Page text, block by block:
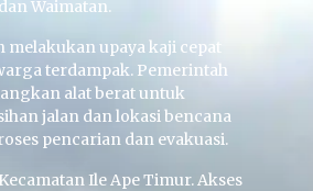
Waimatan.
melakukan upaya kaji cepat
terdampak. Pemerintah
alat berat untuk
jalan dan lokasi bencana
pencarian dan evakuasi.
Ile Ape Timur. Akses